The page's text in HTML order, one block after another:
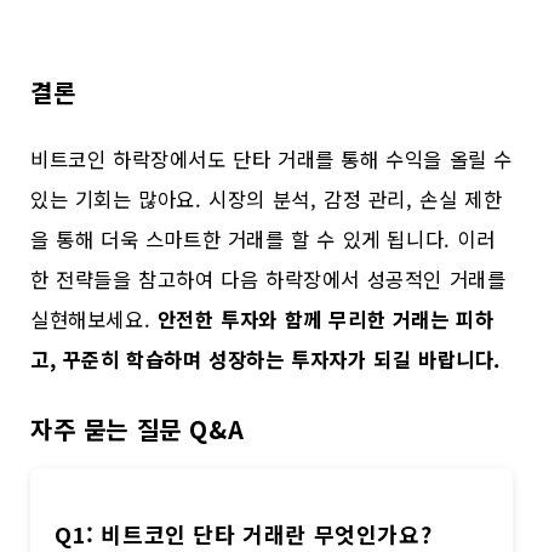
결론
비트코인 하락장에서도 단타 거래를 통해 수익을 올릴 수
있는 기회는 많아요. 시장의 분석, 감정 관리, 손실 제한
을 통해 더욱 스마트한 거래를 할 수 있게 됩니다. 이러
한 전략들을 참고하여 다음 하락장에서 성공적인 거래를
실현해보세요. 안전한 투자와 함께 무리한 거래는 피하
고, 꾸준히 학습하며 성장하는 투자자가 되길 바랍니다.
자주 묻는 질문 Q&A
Q1: 비트코인 단타 거래란 무엇인가요?